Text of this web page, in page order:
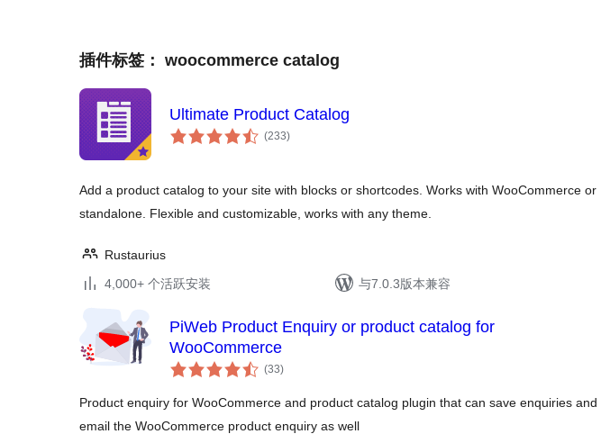
插件标签： woocommerce catalog
Ultimate Product Catalog
(233总
评)
Add a product catalog to your site with blocks or shortcodes. Works with WooCommerce or
standalone. Flexible and customizable, works with any theme.
Rustaurius
4,000+ 个活跃安装
与7.0.3版本兼容
PiWeb Product Enquiry or product catalog for
WooCommerce
(33总
评)
Product enquiry for WooCommerce and product catalog plugin that can save enquiries and
email the WooCommerce product enquiry as well